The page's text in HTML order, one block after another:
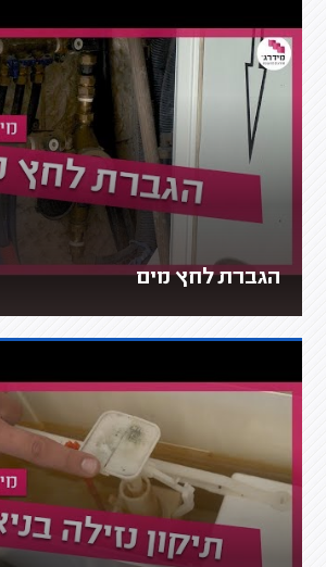
הגברת לחץ מים